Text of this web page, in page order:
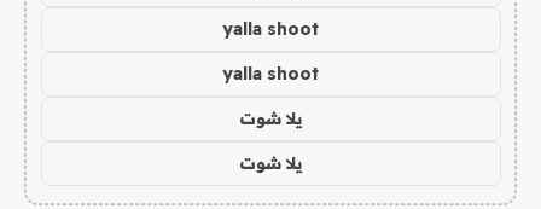
yalla shoot
yalla shoot
يلا شوت
يلا شوت